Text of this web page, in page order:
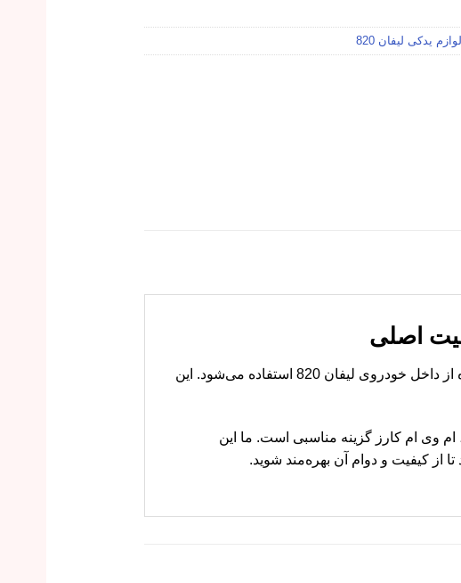
لوازم یدکی لیفان 820
دستگیره داخلی درب جلو چپ لیفان 820 قطعه‌ای است که برای باز و بسته کردن درب سمت راننده از داخل خودروی لیفان 820 استفاده می‌شود. این
و کیفیت تضمینی هستید، ام وی ام کارز گزینه مناسبی است. ما این
از کیفیت و دوام آن بهره‌مند شوید.